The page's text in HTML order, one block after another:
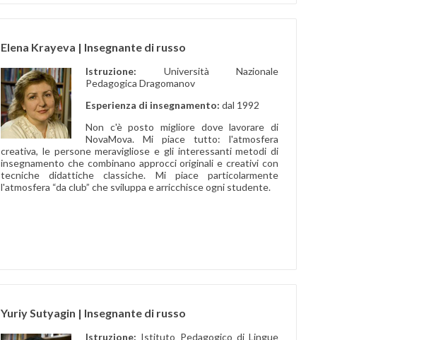
Elena Krayeva | Insegnante di russo
Istruzione: Università Nazionale
Pedagogica Dragomanov
Esperienza di insegnamento: dal 1992
Non c'è posto migliore dove lavorare di
NovaMova. Mi piace tutto: l'atmosfera
creativa, le persone meravigliose e gli interessanti metodi di
insegnamento che combinano approcci originali e creativi con
tecniche didattiche classiche. Mi piace particolarmente
l'atmosfera “da club” che sviluppa e arricchisce ogni studente.
Yuriy Sutyagin | Insegnante di russo
Istruzione: Istituto Pedagogico di Lingue